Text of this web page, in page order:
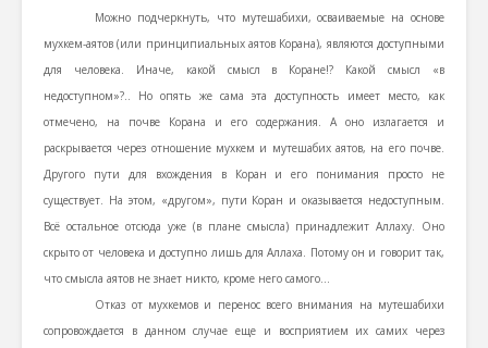
Можно подчеркнуть, что мутешабихи, осваиваемые на основе
мухкем-аятов (или принципиальных аятов Корана), являются доступными
для человека. Иначе, какой смысл в Коране!? Какой смысл «в
недоступном»?.. Но опять же сама эта доступность имеет место, как
отмечено, на почве Корана и его содержания. А оно излагается и
раскрывается через отношение мухкем и мутешабих аятов, на его почве.
Другого пути для вхождения в Коран и его понимания просто не
существует. На этом, «другом», пути Коран и оказывается недоступным.
Всё остальное отсюда уже (в плане смысла) принадлежит Аллаху. Оно
скрыто от человека и доступно лишь для Аллаха. Потому он и говорит так,
что смысла аятов не знает никто, кроме него самого…
Отказ от мухкемов и перенос всего внимания на мутешабихи
сопровождается в данном случае еще и восприятием их самих через